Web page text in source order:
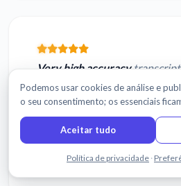
Very high accuracy
tapes / accents. The ability to
incredible. I haven't been
this extent sin...
Justin C.
St Charles, IL
Podemos usar cookies de análise e
o seu consentimento; os essenciais
Aceitar tudo
Política de privacidade ·